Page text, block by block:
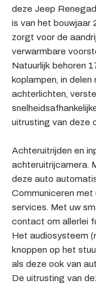
deze Jeep
is van het bouwjaar
zorgt voor de
verwarmbare
Natuurlijk behoren
koplampen, in
achterlichten,
uitrusting van deze
Achteruitrijden en
achteruitrijcamera.
deze auto
Communiceren
services. Met uw
contact om allerlei
Het audiosysteem
knoppen op het
als deze ook van
De uitrusting van